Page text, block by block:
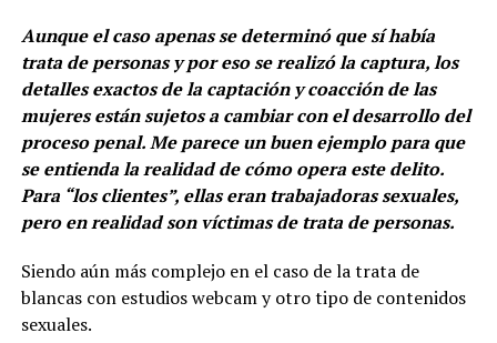
Aunque el caso apenas se determinó que sí había
trata de personas y por eso se realizó la captura, los
detalles exactos de la captación y coacción de las
mujeres están sujetos a cambiar con el desarrollo del
proceso penal. Me parece un buen ejemplo para que
se entienda la realidad de cómo opera este delito.
Para “los clientes”, ellas eran trabajadoras sexuales,
pero en realidad son víctimas de trata de personas.
Siendo aún más complejo en el caso de la trata de
blancas con estudios webcam y otro tipo de contenidos
sexuales.